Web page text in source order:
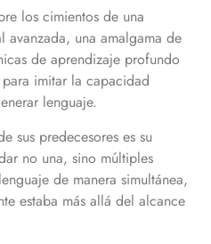
los cimientos de una
avanzada, una amalgama de
de aprendizaje profundo
imitar la capacidad
lenguaje.
sus predecesores es su
no una, sino múltiples
de manera simultánea,
estaba más allá del alcance